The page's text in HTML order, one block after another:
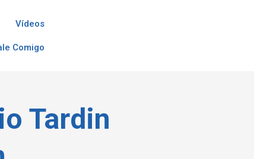
Vídeos
Comigo
Tardin